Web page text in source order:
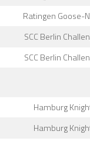
Ratingen Goose-
SCC Berlin
SCC Berlin
Hamburg
Hamburg